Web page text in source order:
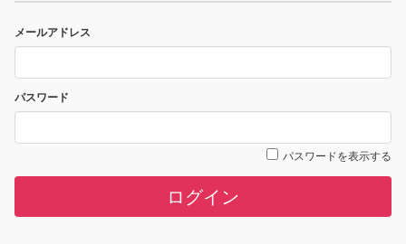
メールアドレス
パスワード
パスワードを表示する
ログイン